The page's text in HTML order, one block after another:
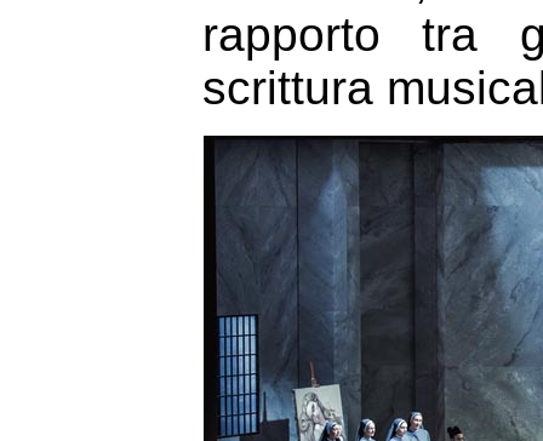
rapporto tra
scrittura